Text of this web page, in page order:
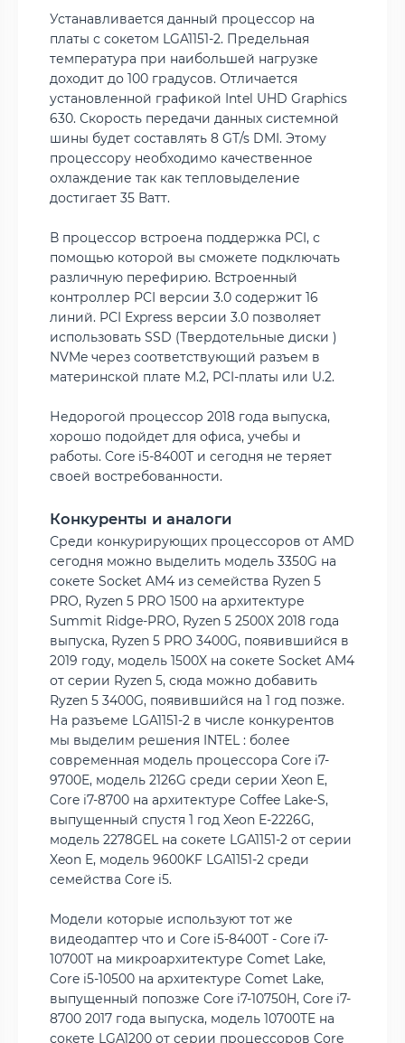
Устанавливается данный процессор на
платы с сокетом LGA1151-2. Предельная
температура при наибольшей нагрузке
доходит до 100 градусов. Отличается
установленной графикой Intel UHD Graphics
630. Скорость передачи данных системной
шины будет составлять 8 GT/s DMI. Этому
процессору необходимо качественное
охлаждение так как тепловыделение
достигает 35 Ватт.
В процессор встроена поддержка PCI, с
помощью которой вы сможете подключать
различную перефирию. Встроенный
контроллер PCI версии 3.0 содержит 16
линий. PCI Express версии 3.0 позволяет
использовать SSD (Твердотельные диски )
NVMe через соответствующий разъем в
материнской плате M.2, PCI-платы или U.2.
Недорогой процессор 2018 года выпуска,
хорошо подойдет для офиса, учебы и
работы. Core i5-8400T и сегодня не теряет
своей востребованности.
Конкуренты и аналоги
Среди конкурирующих процессоров от AMD
сегодня можно выделить модель 3350G на
сокете Socket AM4 из семейства Ryzen 5
PRO, Ryzen 5 PRO 1500 на архитектуре
Summit Ridge-PRO, Ryzen 5 2500X 2018 года
выпуска, Ryzen 5 PRO 3400G, появившийся в
2019 году, модель 1500X на сокете Socket AM4
от серии Ryzen 5, сюда можно добавить
Ryzen 5 3400G, появившийся на 1 год позже.
На разъеме LGA1151-2 в числе конкурентов
мы выделим решения INTEL : более
современная модель процессора Core i7-
9700E, модель 2126G среди серии Xeon E,
Core i7-8700 на архитектуре Coffee Lake-S,
выпущенный спустя 1 год Xeon E-2226G,
модель 2278GEL на сокете LGA1151-2 от серии
Xeon E, модель 9600KF LGA1151-2 среди
семейства Core i5.
Модели которые используют тот же
видеодаптер что и Core i5-8400T - Core i7-
10700T на микроархитектуре Comet Lake,
Core i5-10500 на архитектуре Comet Lake,
выпущенный попозже Core i7-10750H, Core i7-
8700 2017 года выпуска, модель 10700TE на
сокете LGA1200 от серии процессоров Core